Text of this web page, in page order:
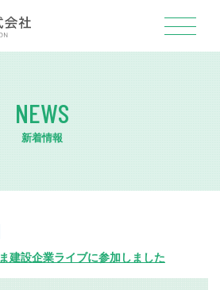
NEWS
新着情報
設企業ライブに参加しました